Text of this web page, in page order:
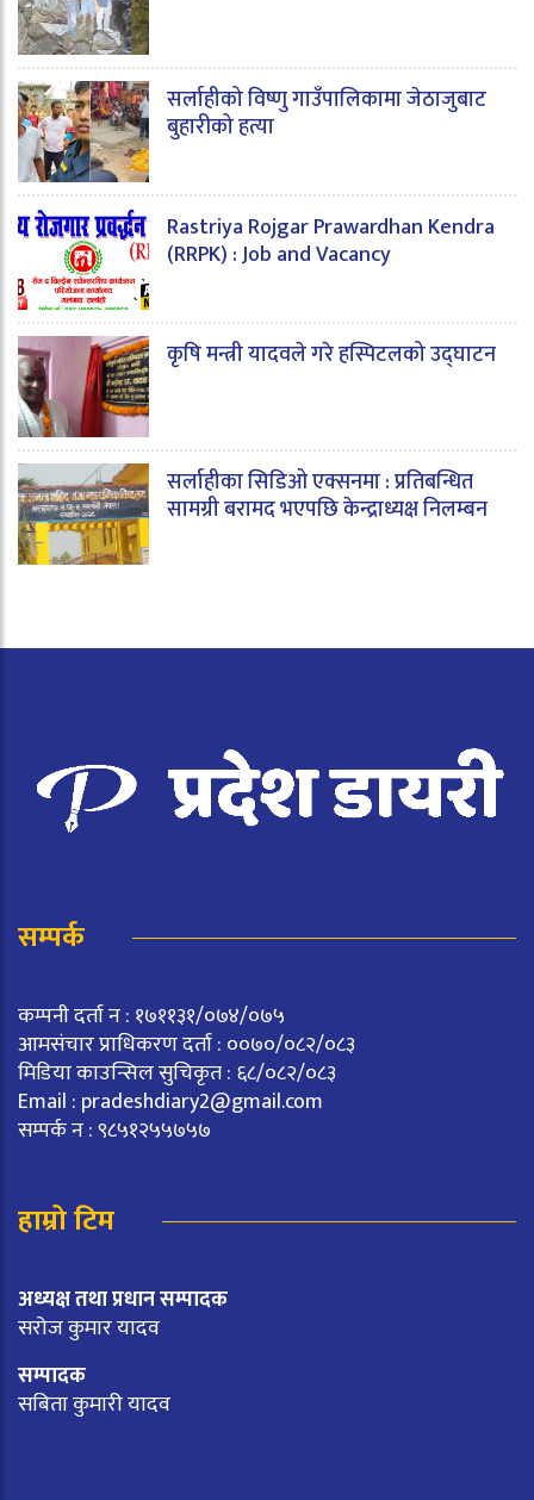
सर्लाहीको विष्णु गाउँपालिकामा जेठाजुबाट
बुहारीको हत्या
Rastriya Rojgar Prawardhan Kendra
(RRPK) : Job and Vacancy
कृषि मन्त्री यादवले गरे हस्पिटलको उद्घाटन
सर्लाहीका सिडिओ एक्सनमा : प्रतिबन्धित
सामग्री बरामद भएपछि केन्द्राध्यक्ष निलम्बन
सम्पर्क
कम्पनी दर्ता न : १७११३१/०७४/०७५
आमसंचार प्राधिकरण दर्ता : ००७०/०८२/०८३
मिडिया काउन्सिल सुचिकृत : ६८/०८२/०८३
Email : pradeshdiary2@gmail.com
सम्पर्क न : ९८५१२५५७५७
हाम्रो टिम
अध्यक्ष तथा प्रधान सम्पादक
सरोज कुमार यादव
सम्पादक
सबिता कुमारी यादव